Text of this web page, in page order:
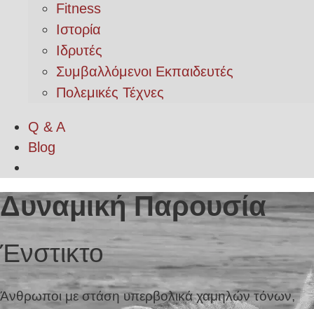
Fitness
Ιστορία
Ιδρυτές
Συμβαλλόμενοι Εκπαιδευτές
Πολεμικές Τέχνες
Q & A
Blog
Δυναμική Παρουσία
Ένστικτο
Άνθρωποι με στάση υπερβολικά χαμηλών τόνων,